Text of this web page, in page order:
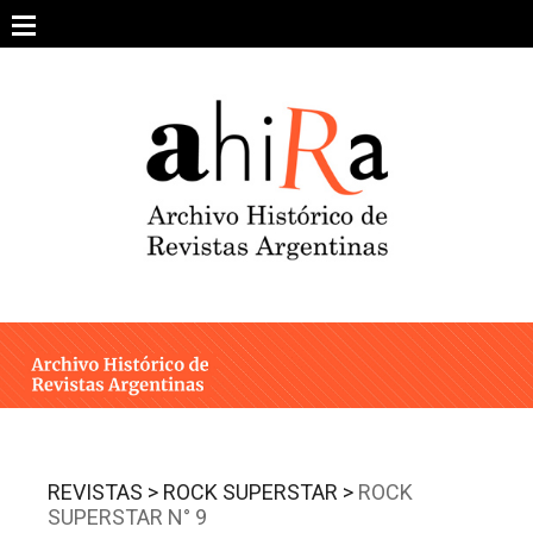
content
ARCHIVO DE REVISTAS
ESTUDIOS CRÍTICOS
INTEGRANTES
CONTACTO
REVISTAS > ROCK SUPERSTAR > ROCK
SUPERSTAR N° 9